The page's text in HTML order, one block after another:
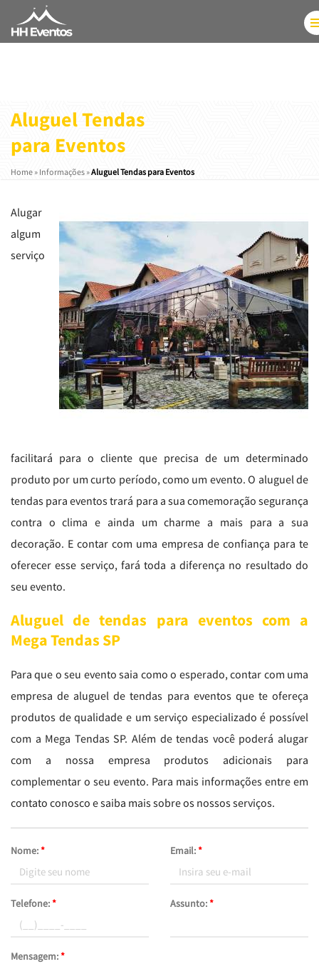
Aluguel Tendas
para Eventos
Home » Informações »Aluguel Tendas para Eventos
Alugar
algum
serviço
facilitará para o cliente que precisa de um determinado
produto por um curto período, como um evento. O aluguel de
tendas para eventos trará para a sua comemoração segurança
contra o clima e ainda um charme a mais para a sua
decoração. E contar com uma empresa de confiança para te
oferecer esse serviço, fará toda a diferença no resultado do
seu evento.
Aluguel de tendas para eventos com a
Mega Tendas SP
Para que o seu evento saia como o esperado, contar com uma
empresa de aluguel de tendas para eventos que te ofereça
produtos de qualidade e um serviço especializado é possível
com a Mega Tendas SP. Além de tendas você poderá alugar
com a nossa empresa produtos adicionais para
complementar o seu evento. Para mais informações entre em
contato conosco e saiba mais sobre os nossos serviços.
Nome:* Email:*
Telefone:* Assunto:*
Mensagem:*